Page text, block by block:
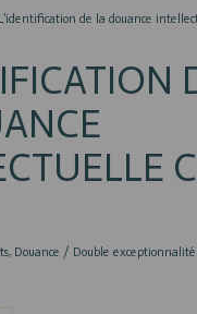
L’identification de la douance
Douance / Double